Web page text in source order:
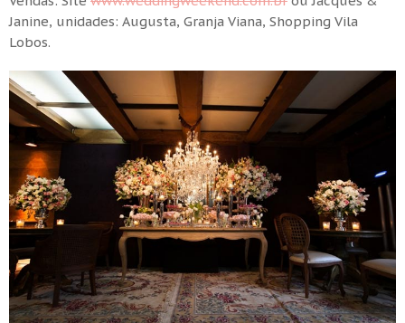
Janine, unidades: Augusta, Granja Viana, Shopping Vila
Lobos.